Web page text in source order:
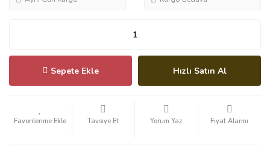
Sepete Ekle Hızlı Satın Al
Tavsiye Et Yorum Yaz Fiyat Alarmı